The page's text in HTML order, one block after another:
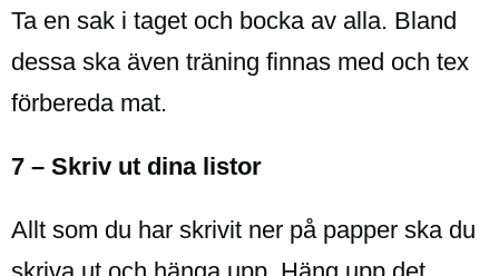
Ta en sak i taget och bocka av alla. Bland
dessa ska även träning finnas med och tex
förbereda mat.
7 – Skriv ut dina listor
Allt som du har skrivit ner på papper ska du